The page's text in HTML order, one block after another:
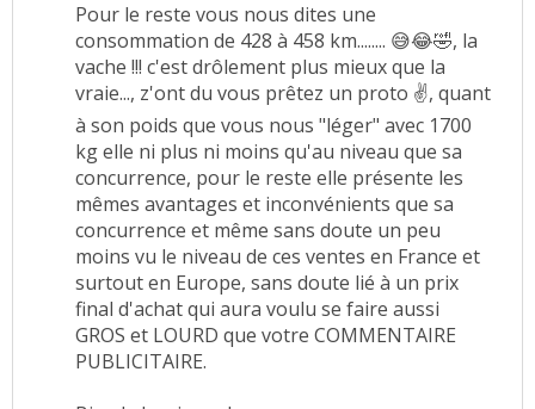
Pour le reste vous nous dites une
consommation de 428 à 458 km........ 😅😂🤣, la
vache !!! c'est drôlement plus mieux que la
vraie..., z'ont du vous prêtez un proto ✌️, quant
à son poids que vous nous "léger" avec 1700
kg elle ni plus ni moins qu'au niveau que sa
concurrence, pour le reste elle présente les
mêmes avantages et inconvénients que sa
concurrence et même sans doute un peu
moins vu le niveau de ces ventes en France et
surtout en Europe, sans doute lié à un prix
final d'achat qui aura voulu se faire aussi
GROS et LOURD que votre COMMENTAIRE
PUBLICITAIRE.